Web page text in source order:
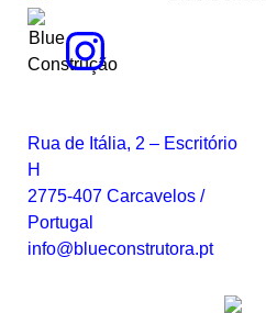
Rua de Itália, 2 – Escritório
H
2775-407 Carcavelos /
Portugal
info@blueconstrutora.pt